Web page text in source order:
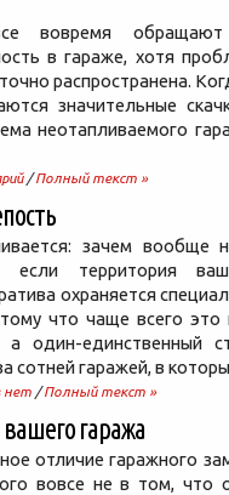
вовремя
в гараже, хотя
распространена.
значительные
неотапливаемого
/Полный текст »
зачем вообще
если территория
охраняется
что чаще всего это
а один-единственный
сотней гаражей, в
нет /Полный текст »
гаража
отличие гаражного
вовсе не в том, что